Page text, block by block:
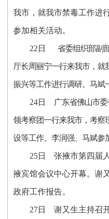
我市，就我市禁毒工作进
参加相关活动。
22 日 省委组织部副
厅长周丽宁一行来我市，就
振兴等工作进行调研。马斌
24日 广东省佛山市
领考察团一行来我市，考察
设等工作。李润强、马斌参
25日 张掖市第四届
掖宾馆会议中心开幕。谢
政府工作报告。
27日 谢又生主持召